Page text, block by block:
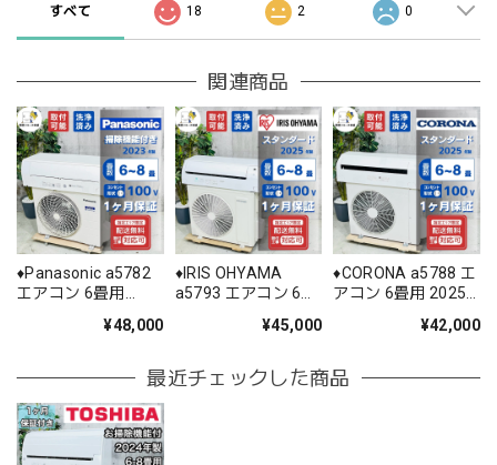
すべて 18 2 0
関連商品
♦️Panasonic a5782
エアコン 6畳用
¥48,000
♦️IRIS OHYAMA
a5793 エアコン 6畳
¥45,000
♦️CORONA a5788 エ
アコン 6畳用 2025
¥42,000
最近チェックした商品